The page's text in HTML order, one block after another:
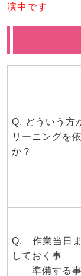
演中です
Q. どういう方
リーニングを
か？
Q. 作業当日
しておく事
準備する事